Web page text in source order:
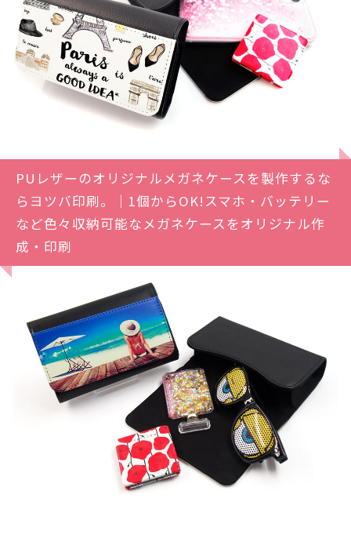
PUレザーのオリジナルメガネケースを製作するな
らヨツバ印刷。｜1個からOK!スマホ・バッテリー
など色々収納可能なメガネケースをオリジナル作
成・印刷